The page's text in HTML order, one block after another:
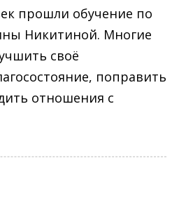
прошли обучение по
Никитиной. Многие
своё
поправить
отношения с